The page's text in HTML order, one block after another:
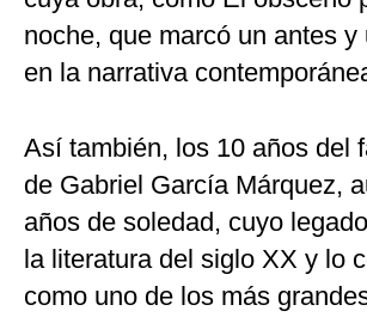
noche, que marcó un antes y
en la narrativa
Así también, los 10 años del
de Gabriel García Márquez,
años de soledad, cuyo
la literatura del siglo XX y lo
como uno de los más